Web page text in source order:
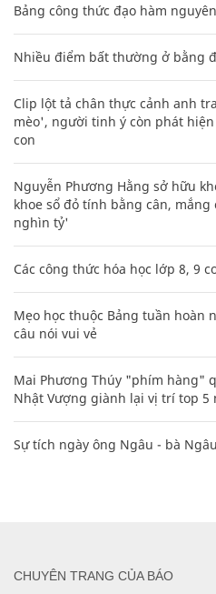
Bảng công thức đạo hàm
Nhiều điểm bất thường ở bằng
Clip lột tả chân thực cảnh anh
mèo', người tinh ý còn phát
con
Nguyễn Phương Hằng sở hữu
khoe sổ đỏ tính bằng cân,
nghìn tỷ'
Các công thức hóa học lớp 8, 9
Mẹo học thuộc Bảng tuần hoàn
câu nói vui vẻ
Mai Phương Thúy "phím hàng"
Nhật Vượng giành lại vị trí top
Sự tích ngày ông Ngâu - bà
CHUYÊN TRANG CỦA BÁO